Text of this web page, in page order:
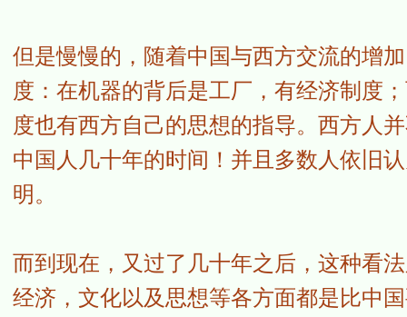
但是慢慢的，随着中国与西方交流的增
度：在机器的背后是工厂，有经济制度
度也有西方自己的思想的指导。西方人
中国人几十年的时间！并且多数人依旧
明。
而到现在，又过了几十年之后，这种看
经济，文化以及思想等各方面都是比中